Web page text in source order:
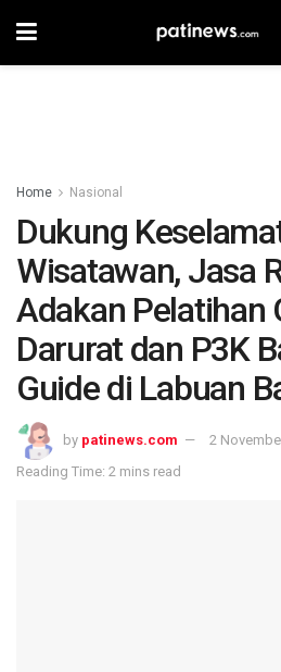
Home Nasional
Dukung
Wisatawan, Jasa
Adakan Pelatihan
Darurat dan P3K
Guide di Labuan
by patinews.com
2
Reading Time: 2 mins read